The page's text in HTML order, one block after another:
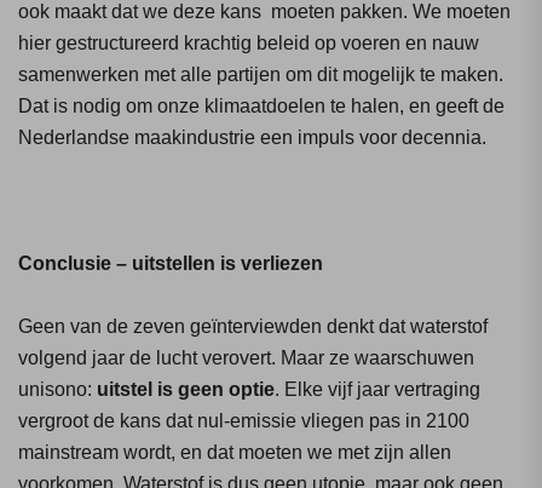
ook maakt dat we deze kans moeten pakken. We moeten
hier gestructureerd krachtig beleid op voeren en nauw
samenwerken met alle partijen om dit mogelijk te maken.
Dat is nodig om onze klimaatdoelen te halen, en geeft de
Nederlandse maakindustrie een impuls voor decennia.
Conclusie – uitstellen is verliezen
Geen van de zeven geïnterviewden denkt dat waterstof
volgend jaar de lucht verovert. Maar ze waarschuwen
unisono: uitstel is geen optie. Elke vijf jaar vertraging
vergroot de kans dat nul-emissie vliegen pas in 2100
mainstream wordt, en dat moeten we met zijn allen
voorkomen. Waterstof is dus geen utopie, maar ook geen